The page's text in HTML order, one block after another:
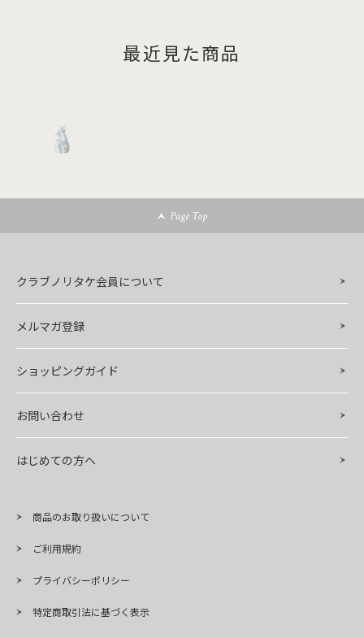
最近見た商品
Page Top
クラブノリタケ会員について
メルマガ登録
ショッピングガイド
お問い合わせ
はじめての方へ
商品のお取り扱いについて
ご利用規約
プライバシーポリシー
特定商取引法に基づく表示